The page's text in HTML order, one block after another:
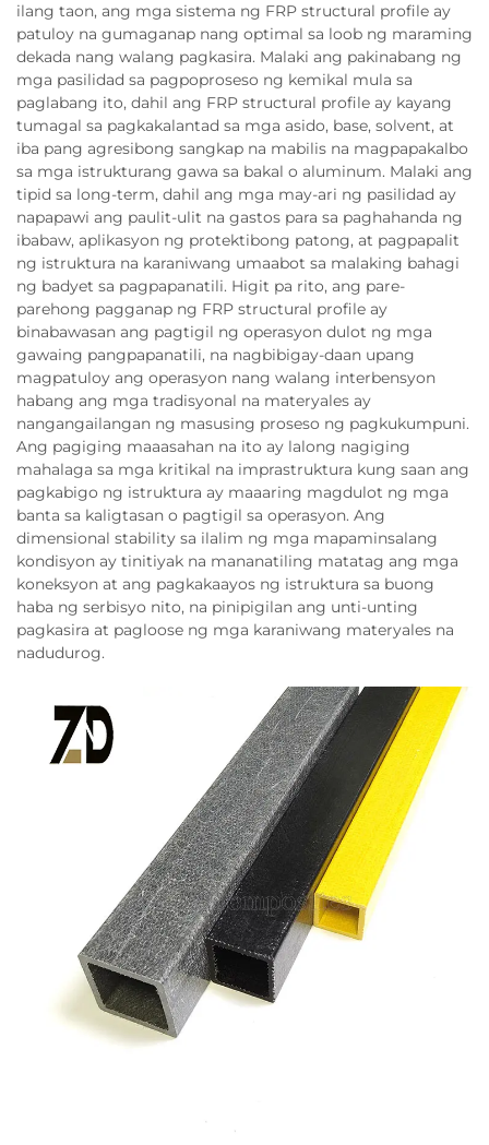
ilang taon, ang mga sistema ng FRP structural profile ay
patuloy na gumaganap nang optimal sa loob ng maraming
dekada nang walang pagkasira. Malaki ang pakinabang ng
mga pasilidad sa pagpoproseso ng kemikal mula sa
paglabang ito, dahil ang FRP structural profile ay kayang
tumagal sa pagkakalantad sa mga asido, base, solvent, at
iba pang agresibong sangkap na mabilis na magpapakalbo
sa mga istrukturang gawa sa bakal o aluminum. Malaki ang
tipid sa long-term, dahil ang mga may-ari ng pasilidad ay
napapawi ang paulit-ulit na gastos para sa paghahanda ng
ibabaw, aplikasyon ng protektibong patong, at pagpapalit
ng istruktura na karaniwang umaabot sa malaking bahagi
ng badyet sa pagpapanatili. Higit pa rito, ang pare-
parehong pagganap ng FRP structural profile ay
binabawasan ang pagtigil ng operasyon dulot ng mga
gawaing pangpapanatili, na nagbibigay-daan upang
magpatuloy ang operasyon nang walang interbensyon
habang ang mga tradisyonal na materyales ay
nangangailangan ng masusing proseso ng pagkukumpuni.
Ang pagiging maaasahan na ito ay lalong nagiging
mahalaga sa mga kritikal na imprastruktura kung saan ang
pagkabigo ng istruktura ay maaaring magdulot ng mga
banta sa kaligtasan o pagtigil sa operasyon. Ang
dimensional stability sa ilalim ng mga mapaminsalang
kondisyon ay tinitiyak na mananatiling matatag ang mga
koneksyon at ang pagkakaayos ng istruktura sa buong
haba ng serbisyo nito, na pinipigilan ang unti-unting
pagkasira at pagloose ng mga karaniwang materyales na
nadudurog.